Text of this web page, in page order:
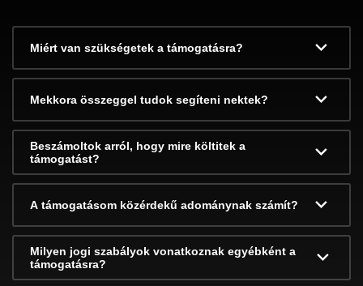
Miért van szükségetek a támogatásra?
Mekkora összeggel tudok segíteni nektek?
Beszámoltok arról, hogy mire költitek a
támogatást?
A támogatásom közérdekű adománynak számít?
Milyen jogi szabályok vonatkoznak egyébként a
támogatásra?